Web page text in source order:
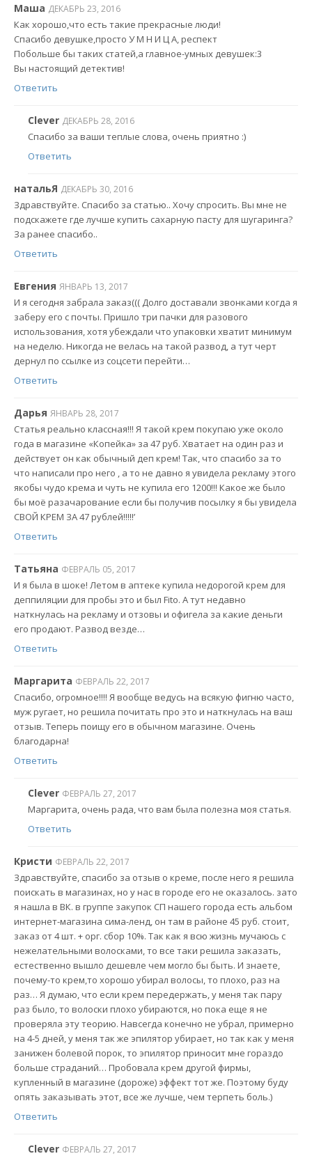
Маша ДЕКАБРЬ 23, 2016
Как хорошо,что есть такие прекрасные люди!
Спасибо девушке,просто У М Н И Ц А, респект
Побольше бы таких статей,а главное-умных девушек:3
Вы настоящий детектив!
Ответить
Clever ДЕКАБРЬ 28, 2016
Спасибо за ваши теплые слова, очень приятно :)
Ответить
натальЯ ДЕКАБРЬ 30, 2016
Здравствуйте. Спасибо за статью.. Хочу спросить. Вы мне не
подскажете где лучше купить сахарную пасту для шугаринга?
За ранее спасибо..
Ответить
Евгения ЯНВАРЬ 13, 2017
И я сегодня забрала заказ((( Долго доставали звонками когда я
заберу его с почты. Пришло три пачки для разового
использования, хотя убеждали что упаковки хватит минимум
на неделю. Никогда не велась на такой развод, а тут черт
дернул по ссылке из соцсети перейти…
Ответить
Дарья ЯНВАРЬ 28, 2017
Статья реально классная!!! Я такой крем покупаю уже около
года в магазине «Копейка» за 47 руб. Хватает на один раз и
действует он как обычный деп крем! Так, что спасибо за то
что написали про него , а то не давно я увидела рекламу этого
якобы чудо крема и чуть не купила его 1200!!! Какое же было
бы моё разачарование если бы получив посылку я бы увидела
СВОЙ КРЕМ ЗА 47 рублей!!!!!’
Ответить
Татьяна ФЕВРАЛЬ 05, 2017
И я была в шоке! Летом в аптеке купила недорогой крем для
деппиляции для пробы это и был Fito. А тут недавно
наткнулась на рекламу и отзовы и офигела за какие деньги
его продают. Развод везде…
Ответить
Маргарита ФЕВРАЛЬ 22, 2017
Спасибо, огромное!!!! Я вообще ведусь на всякую фигню часто,
муж ругает, но решила почитать про это и наткнулась на ваш
отзыв. Теперь поищу его в обычном магазине. Очень
благодарна!
Ответить
Clever ФЕВРАЛЬ 27, 2017
Маргарита, очень рада, что вам была полезна моя статья.
Ответить
Кристи ФЕВРАЛЬ 22, 2017
Здравствуйте, спасибо за отзыв о креме, после него я решила
поискать в магазинах, но у нас в городе его не оказалось. зато
я нашла в ВК. в группе закупок СП нашего города есть альбом
интернет-магазина сима-ленд, он там в районе 45 руб. стоит,
заказ от 4 шт. + орг. сбор 10%. Так как я всю жизнь мучаюсь с
нежелательными волосками, то все таки решила заказать,
естественно вышло дешевле чем могло бы быть. И знаете,
почему-то крем,то хорошо убирал волосы, то плохо, раз на
раз… Я думаю, что если крем передержать, у меня так пару
раз было, то волоски плохо убираются, но пока еще я не
проверяла эту теорию. Навсегда конечно не убрал, примерно
на 4-5 дней, у меня так же эпилятор убирает, но так как у меня
занижен болевой порок, то эпилятор приносит мне гораздо
больше страданий… Пробовала крем другой фирмы,
купленный в магазине (дороже) эффект тот же. Поэтому буду
опять заказывать этот, все же лучше, чем терпеть боль.)
Ответить
Clever ФЕВРАЛЬ 27, 2017